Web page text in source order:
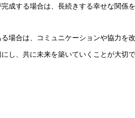
成する場合は、長続きする幸せな関係
場合は、コミュニケーションや協力を
し、共に未来を築いていくことが大切で